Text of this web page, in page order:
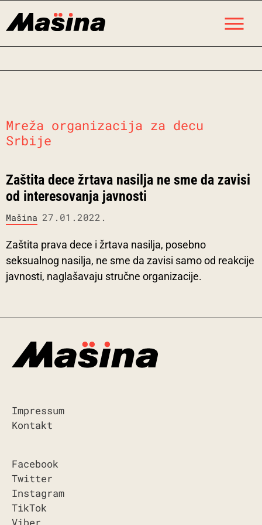
Mreža organizacija za decu
Srbije
Zaštita dece žrtava nasilja ne sme da zavisi
od interesovanja javnosti
Mašina 27.01.2022.
Zaštita prava dece i žrtava nasilja, posebno
seksualnog nasilja, ne sme da zavisi samo od reakcije
javnosti, naglašavaju stručne organizacije.
Impressum
Kontakt
Facebook
Twitter
Instagram
TikTok